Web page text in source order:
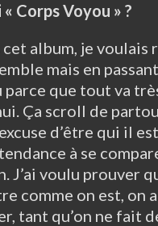
Corps Voyou » ?
album, je voulais
mais en
parce que tout va
Ça scroll de
d’être qui il
à se
J’ai voulu prouver
comme on est, on
tant qu’on ne fait